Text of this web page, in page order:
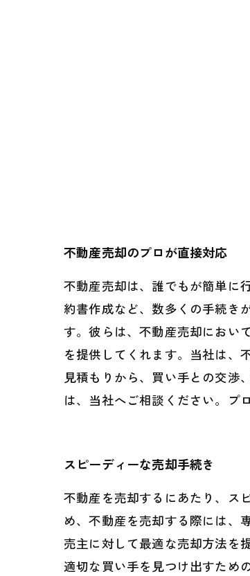
不動産売却のプロが直接対応
不動産売却は、誰でもが簡単に
約書作成など、数多くの手続き
す。彼らは、不動産売却におい
を提供してくれます。当社は、
見積もりから、買い手との交渉
は、当社へご相談ください。プ
スピーディーな売却手続き
不動産を売却するにあたり、ス
め、不動産を売却する際には、
売主に対して最適な売却方法を
適切な買い手を見つけ出すため